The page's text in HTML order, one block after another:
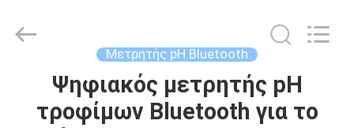
ΑΡΧΙΚΉ
ΣΕΛΊΔΑ
Technology
Μετρητής pH Bluetooth
Ψηφιακός μετρητής pH
τροφίμων Bluetooth για το